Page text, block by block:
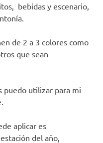
bebidas y escenario,
de 2 a 3 colores como
que sean
puedo utilizar para mi
aplicar es
del año,